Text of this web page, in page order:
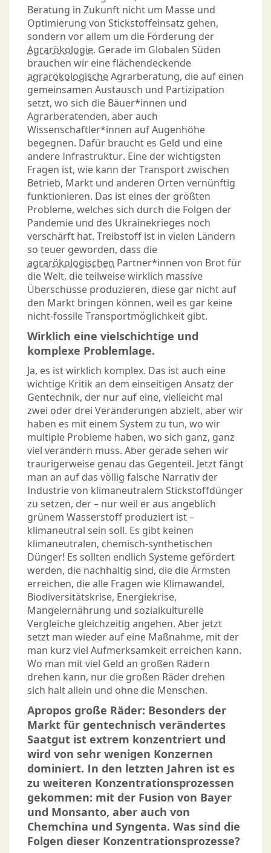
Beratung in Zukunft nicht um Masse und
Optimierung von Stickstoffeinsatz gehen,
sondern vor allem um die Förderung der
Agrarökologie. Gerade im Globalen Süden
brauchen wir eine flächendeckende
agrarökologischeAgrarberatung, die auf einen
gemeinsamen Austausch und Partizipation
setzt, wo sich die Bäuer*innen und
Agrarberatenden, aber auch
Wissenschaftler*innen auf Augenhöhe
begegnen. Dafür braucht es Geld und eine
andere Infrastruktur. Eine der wichtigsten
Fragen ist, wie kann der Transport zwischen
Betrieb, Markt und anderen Orten vernünftig
funktionieren. Das ist eines der größten
Probleme, welches sich durch die Folgen der
Pandemie und des Ukrainekrieges noch
verschärft hat. Treibstoff ist in vielen Ländern
so teuer geworden, dass die
agrarökologischen Partner*innen von Brot für
die Welt, die teilweise wirklich massive
Überschüsse produzieren, diese gar nicht auf
den Markt bringen können, weil es gar keine
nicht-fossile Transportmöglichkeit gibt.
Wirklich eine vielschichtige und
komplexe Problemlage.
Ja, es ist wirklich komplex. Das ist auch eine
wichtige Kritik an dem einseitigen Ansatz der
Gentechnik, der nur auf eine, vielleicht mal
zwei oder drei Veränderungen abzielt, aber wir
haben es mit einem System zu tun, wo wir
multiple Probleme haben, wo sich ganz, ganz
viel verändern muss. Aber gerade sehen wir
traurigerweise genau das Gegenteil. Jetzt fängt
man an auf das völlig falsche Narrativ der
Industrie von klimaneutralem Stickstoffdünger
zu setzen, der – nur weil er aus angeblich
grünem Wasserstoff produziert ist –
klimaneutral sein soll. Es gibt keinen
klimaneutralen, chemisch-synthetischen
Dünger! Es sollten endlich Systeme gefördert
werden, die nachhaltig sind, die die Ärmsten
erreichen, die alle Fragen wie Klimawandel,
Biodiversitätskrise, Energiekrise,
Mangelernährung und sozialkulturelle
Vergleiche gleichzeitig angehen. Aber jetzt
setzt man wieder auf eine Maßnahme, mit der
man kurz viel Aufmerksamkeit erreichen kann.
Wo man mit viel Geld an großen Rädern
drehen kann, nur die großen Räder drehen
sich halt allein und ohne die Menschen.
Apropos große Räder: Besonders der
Markt für gentechnisch verändertes
Saatgut ist extrem konzentriert und
wird von sehr wenigen Konzernen
dominiert. In den letzten Jahren ist es
zu weiteren Konzentrationsprozessen
gekommen: mit der Fusion von Bayer
und Monsanto, aber auch von
Chemchina und Syngenta. Was sind die
Folgen dieser Konzentrationsprozesse?